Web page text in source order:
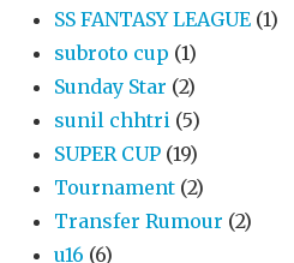
SS FANTASY LEAGUE (1)
subroto cup (1)
Sunday Star (2)
sunil chhtri (5)
SUPER CUP (19)
Tournament (2)
Transfer Rumour (2)
u16 (6)